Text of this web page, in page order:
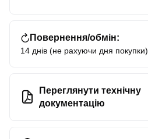
Повернення/обмін:
14 днів (не рахуючи дня покупки)
Переглянути технічну
документацію